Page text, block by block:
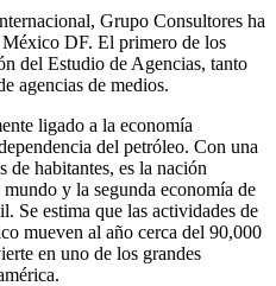
Grupo Consultores ha
DF. El primero de los
del Estudio de Agencias, tanto
agencias de medios.
ligado a la economía
del petróleo. Con una
de habitantes, es la nación
y la segunda economía de
Se estima que las actividades de
mueven al año cerca del 90,000
en uno de los grandes